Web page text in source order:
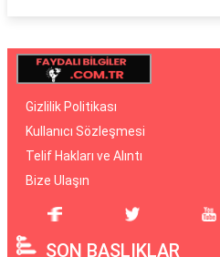
Gizlilik Politikası
Kullanıcı Sözleşmesi
Telif Hakları ve Alıntı
Bize Ulaşın
SON BAŞLIKLAR